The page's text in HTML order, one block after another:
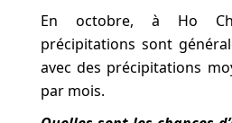
En octobre, à Ho
précipitations sont
avec des précipitations
par mois.